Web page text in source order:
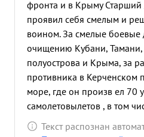
фронта и в Крыму Старший
проявил себя смелым и
воином. За смелые боевые
очищению Кубани, Тамани,
полуострова и Крыма, за
противника в Керченском
море, где он произв ел 70
самолетовылетов , в том
боевых вылетов как
метеорологических
Текст распознан